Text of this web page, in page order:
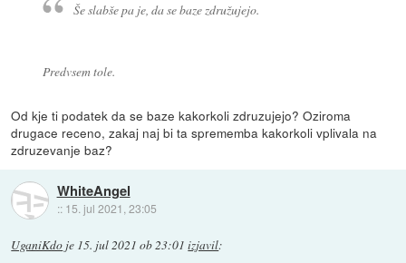
Še slabše pa je, da se baze združujejo.
Predvsem tole.
Od kje ti podatek da se baze kakorkoli zdruzujejo? Oziroma
drugace receno, zakaj naj bi ta sprememba kakorkoli vplivala na
zdruzevanje baz?
WhiteAngel
:: 15. jul 2021, 23:05
UganiKdo je 15. jul 2021 ob 23:01 izjavil: